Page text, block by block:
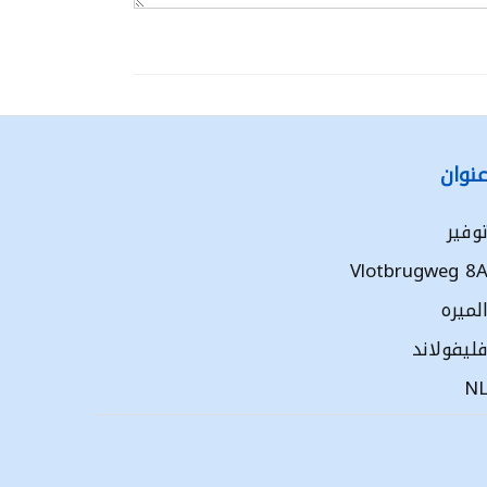
عنوان
توفير
Vlotbrugweg 8A
الميره
فليفولاند
NL